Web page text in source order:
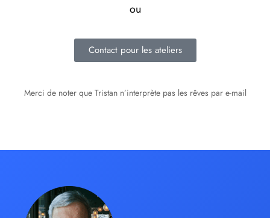
ou
Contact pour les ateliers
Merci de noter que Tristan n’interprète pas les rêves par e-mail